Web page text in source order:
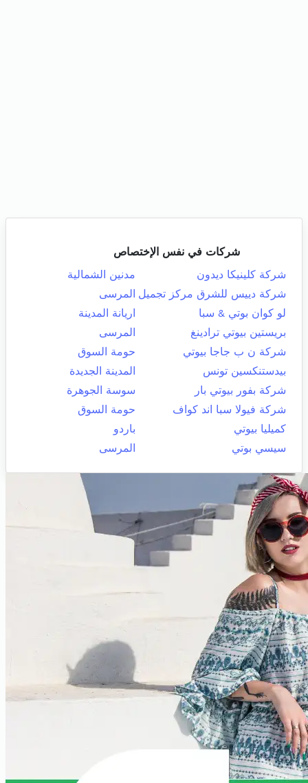
شركات في نفس الإختصاص
شركة كلينيكا ديدون
مدنين الشمالية
شركة دييس للشرق مركز تجميل المرسى
لو كوان بوتي & سبا
اريانة المدينة
بريستين بيوتي ترادينغ
المرسى
شركة ن ب جاجا بيوتي
حومة السوق
بيدستنكسين تونس
المدينة الجديدة
شركة بفور بيوتي بار
سوسة الجوهرة
شركة فيولا سبا اند كواف
حومة السوق
كميليا بيوتي
باردو
سيسي بوتي
المرسى